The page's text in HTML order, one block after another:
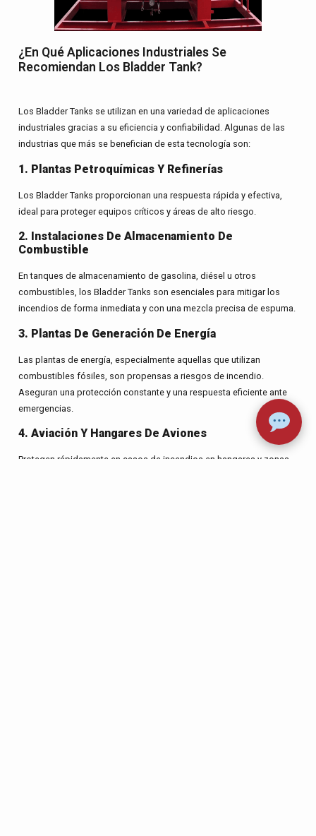
¿En Qué Aplicaciones Industriales Se
Recomiendan Los Bladder Tank?
Los Bladder Tanks se utilizan en una variedad de aplicaciones
industriales gracias a su eficiencia y confiabilidad. Algunas de las
industrias que más se benefician de esta tecnología son:
1. Plantas Petroquímicas Y Refinerías
Los Bladder Tanks proporcionan una respuesta rápida y efectiva,
ideal para proteger equipos críticos y áreas de alto riesgo.
2. Instalaciones De Almacenamiento De
Combustible
En tanques de almacenamiento de gasolina, diésel u otros
combustibles, los Bladder Tanks son esenciales para mitigar los
incendios de forma inmediata y con una mezcla precisa de espuma.
3. Plantas De Generación De Energía
Las plantas de energía, especialmente aquellas que utilizan
combustibles fósiles, son propensas a riesgos de incendio.
Aseguran una protección constante y una respuesta eficiente ante
emergencias.
4. Aviación Y Hangares De Aviones
Protegen rápidamente en casos de incendios en hangares y zonas